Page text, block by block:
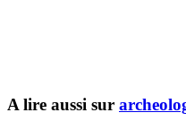
A lire aussi sur